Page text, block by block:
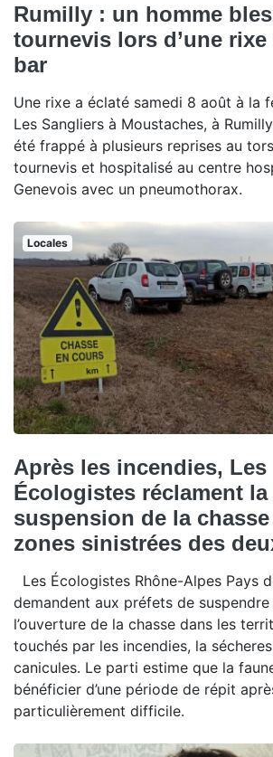
Rumilly : un homme
tournevis lors d’une
bar
Une rixe a éclaté samedi 8 août à la
Les Sangliers à Moustaches, à
été frappé à plusieurs reprises au
tournevis et hospitalisé au centre
Genevois avec un pneumothorax.
Locales
Après les incendies, Les
Écologistes réclament la
suspension de la
zones sinistrées des
Les Écologistes Rhône-Alpes Pays
demandent aux préfets de
l’ouverture de la chasse dans les
touchés par les incendies, la
canicules. Le parti estime que la
bénéficier d’une période de répit
particulièrement difficile.